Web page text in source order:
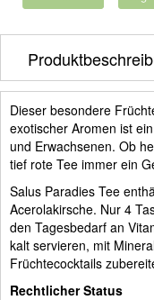
Dieser besondere
exotischer Aromen ist
und Erwachsenen. Ob
tief rote Tee immer ein
Salus Paradies Tee
Acerolakirsche. Nur 4
den Tagesbedarf an
kalt servieren, mit
Früchtecocktails
Rechtlicher Status